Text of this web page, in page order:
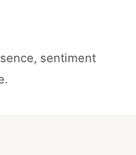
sentiment